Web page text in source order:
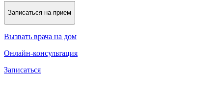
Записаться на прием
Вызвать врача на дом
Онлайн-консультация
Записаться